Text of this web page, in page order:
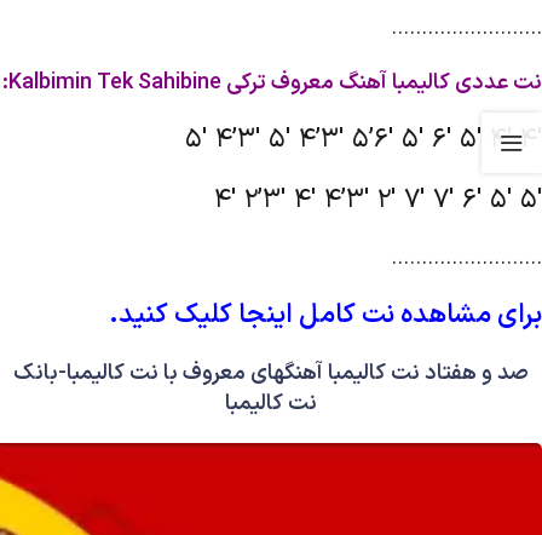
…………………….
نت عددی کالیمبا آهنگ معروف ترکی Kalbimin Tek Sahibine:
5′ 4’3′ 5′ 4’3′ 5’6′ 5′ 6′ 5′ 4′ 4′
4′ 2’3′ 4′ 4’3′ 2′ 7′ 7′ 6′ 5′ 5′
…………………….
برای مشاهده نت کامل اینجا کلیک کنید.
صد و هفتاد نت کالیمبا آهنگهای معروف با نت کالیمبا-بانک
نت کالیمبا